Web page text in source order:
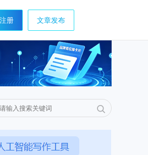
册 文章发布